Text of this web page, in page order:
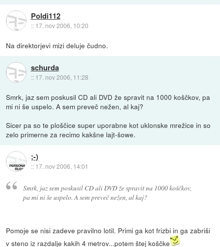
Poldi112
:: 17. nov 2006, 10:20
Na direktorjevi mizi deluje čudno.
schurda
:: 17. nov 2006, 11:28
Smrk, jaz sem poskusil CD ali DVD že spravit na 1000 koščkov, pa
mi ni še uspelo. A sem preveč nežen, al kaj?
Sicer pa so te ploščice super uporabne kot uklonske mrežice in so
zelo primerne za recimo kakšne lajt-šowe.
;-)
:: 17. nov 2006, 14:01
Smrk, jaz sem poskusil CD ali DVD že spravit na 1000 koščkov,
pa mi ni še uspelo. A sem preveč nežen, al kaj?
Pomoje se nisi zadeve pravilno lotil. Primi ga kot frizbi in ga zabriši
v steno iz razdalje kakih 4 metrov...potem štej koščke